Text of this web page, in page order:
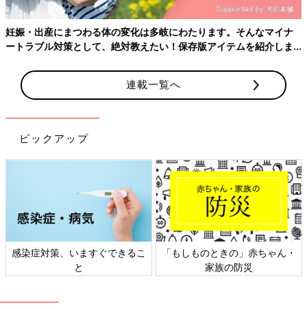
妊娠・出産にまつわる体の変化は多岐にわたります。そんなマイナ
ートラブル対策として、絶対教えたい！保存版アイテムを紹介しま
連載一覧へ
ピックアップ
感染症対策、いますぐできるこ
と
「もしものときの」赤ちゃん・
家族の防災